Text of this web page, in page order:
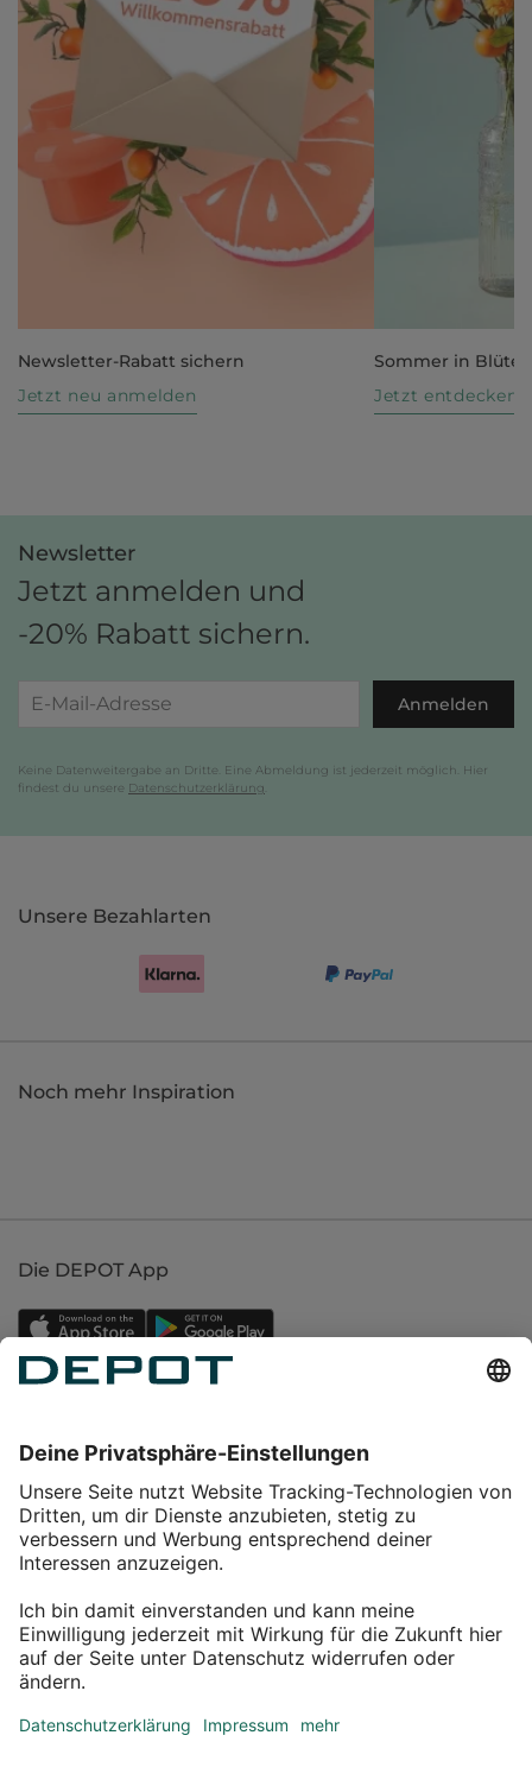
Newsletter-Rabatt sichern
Jetzt neu anmelden
Sommer in Blüte
Jetzt entdecken
Newsletter
Jetzt anmelden und
-20% Rabatt sichern.
Anmelden
Keine Datenweitergabe an Dritte. Eine Abmeldung ist jederzeit möglich. Hier
findest du unsere Datenschutzerklärung
Unsere Bezahlarten
Noch mehr Inspiration
Die DEPOT App
Service
Über DEPOT
Kontakt